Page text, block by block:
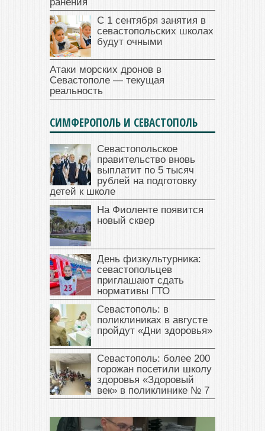
С 1 сентября занятия в
севастопольских школах
будут очными
Атаки морских дронов в
Севастополе — текущая
реальность
СИМФЕРОПОЛЬ И СЕВАСТОПОЛЬ
Севастопольское
правительство вновь
выплатит по 5 тысяч
рублей на подготовку
детей к школе
На Фиоленте появится
новый сквер
День физкультурника:
севастопольцев
приглашают сдать
нормативы ГТО
Севастополь: в
поликлиниках в августе
пройдут «Дни здоровья»
Севастополь: более 200
горожан посетили школу
здоровья «Здоровый
век» в поликлинике № 7